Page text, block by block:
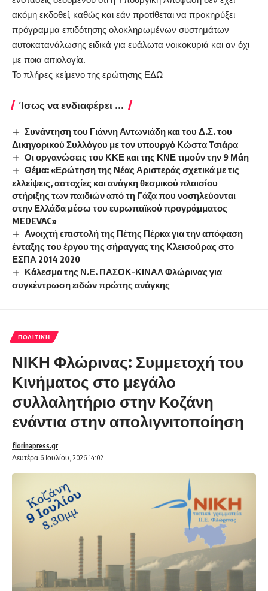
ακόμη εκδοθεί, καθώς και εάν προτίθεται να προκηρύξει
πρόγραμμα επιδότησης ολοκληρωμένων συστημάτων
αυτοκατανάλωσης ειδικά για ευάλωτα νοικοκυριά και αν όχι
με ποια αιτιολογία.
Το πλήρες κείμενο της ερώτησης ΕΔΩ
Ίσως να ενδιαφέρει ...
Συνάντηση του Γιάννη Αντωνιάδη και του Δ.Σ. του
Δικηγορικού Συλλόγου με τον υπουργό Κώστα Τσιάρα
Οι οργανώσεις του ΚΚΕ και της ΚΝΕ τιμούν την 9 Μάη
Θέμα: «Ερώτηση της Νέας Αριστεράς σχετικά με τις
ελλείψεις, αστοχίες και ανάγκη θεσμικού πλαισίου
στήριξης των παιδιών από τη Γάζα που νοσηλεύονται
στην Ελλάδα μέσω του ευρωπαϊκού προγράμματος
MEDEVAC»
Ανοιχτή επιστολή της Πέτης Πέρκα για την απόφαση
ένταξης του έργου της σήραγγας της Κλεισούρας στο
ΕΣΠΑ 2014 2020
Κάλεσμα της Ν.Ε. ΠΑΣΟΚ-ΚΙΝΑΛ Φλώρινας για
συγκέντρωση ειδών πρώτης ανάγκης
ΠΟΛΙΤΙΚΉ
ΝΙΚΗ Φλώρινας: Συμμετοχή του
Κινήματος στο μεγάλο
συλλαλητήριο στην Κοζάνη
ενάντια στην απολιγνιτοποίηση
Δευτέρα 6 Ιουλίου, 2026 14:02
florinapress.gr